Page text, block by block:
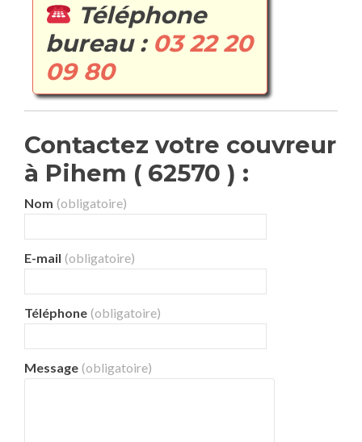
Téléphone
bureau : 03 22 20
09 80
Contactez votre couvreur
à Pihem ( 62570 ) :
Nom (obligatoire)
E-mail (obligatoire)
Téléphone (obligatoire)
Message (obligatoire)